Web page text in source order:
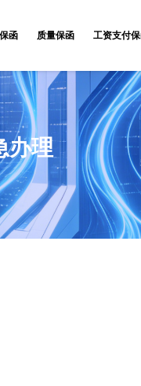
函 质量保函 工资支付
办理